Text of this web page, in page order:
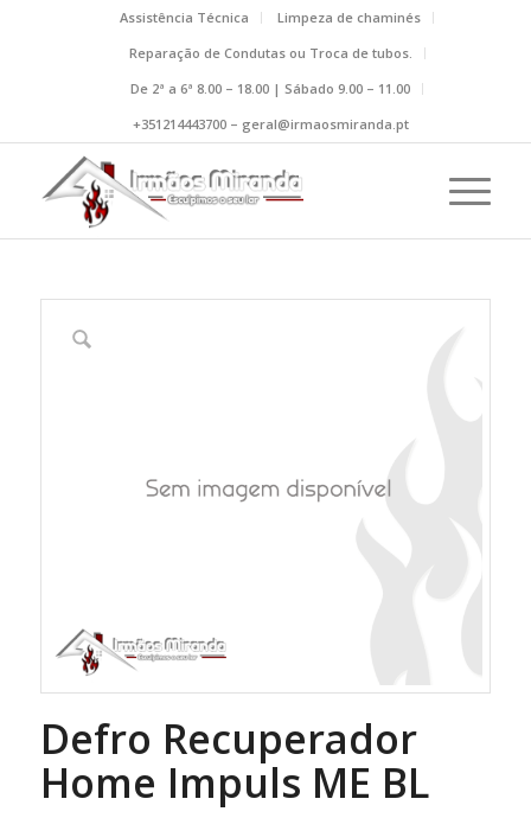
Assistência Técnica
Limpeza de chaminés
Reparação de Condutas ou Troca de tubos.
De 2ª a 6ª 8.00 – 18.00 | Sábado 9.00 – 11.00
+351214443700 – geral@irmaosmiranda.pt
Defro Recuperador
Home Impuls ME BL